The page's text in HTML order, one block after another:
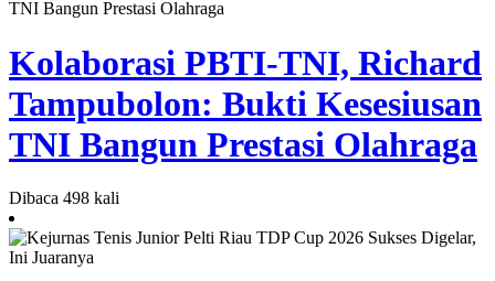
Kolaborasi PBTI-TNI, Richard
Tampubolon: Bukti Kesesiusan
TNI Bangun Prestasi Olahraga
Dibaca 498 kali